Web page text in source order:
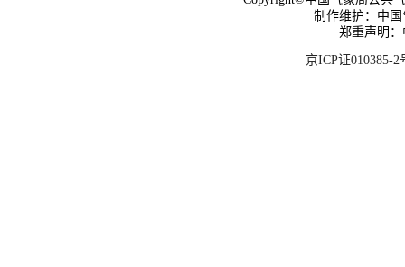
制作维护：中
郑重声明
京ICP证010385-2